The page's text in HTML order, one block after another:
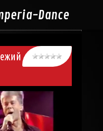
Dance